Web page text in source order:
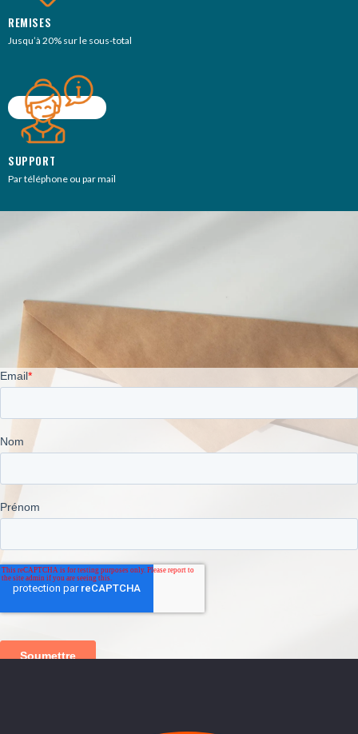
REMISES
Jusqu’à 20% sur le sous-total
SUPPORT
Par téléphone ou par mail